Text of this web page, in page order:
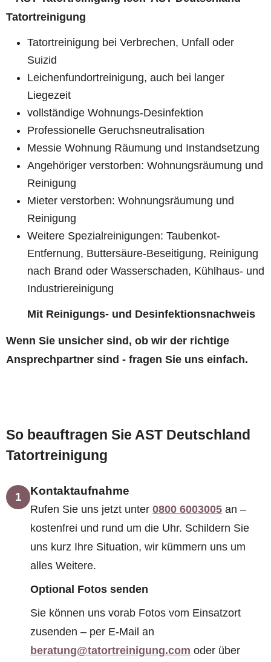
Tatortreinigung
Tatortreinigung bei Verbrechen, Unfall oder
Suizid
Leichenfundortreinigung, auch bei langer
Liegezeit
vollständige Wohnungs-Desinfektion
Professionelle Geruchsneutralisation
Messie Wohnung Räumung und Instandsetzung
Angehöriger verstorben: Wohnungsräumung und
Reinigung
Mieter verstorben: Wohnungsräumung und
Reinigung
Weitere Spezialreinigungen: Taubenkot-
Entfernung, Buttersäure-Beseitigung, Reinigung
nach Brand oder Wasserschaden, Kühlhaus- und
Industriereinigung
Mit Reinigungs- und Desinfektionsnachweis
Wenn Sie unsicher sind, ob wir der richtige
Ansprechpartner sind - fragen Sie uns einfach.
So beauftragen Sie AST Deutschland
Tatortreinigung
1 Kontaktaufnahme
Rufen Sie uns jetzt unter 0800 6003005 an –
kostenfrei und rund um die Uhr. Schildern Sie
uns kurz Ihre Situation, wir kümmern uns um
alles Weitere.
Optional Fotos senden
Sie können uns vorab Fotos vom Einsatzort
zusenden – per E-Mail an
beratung@tatortreinigung.com oder über